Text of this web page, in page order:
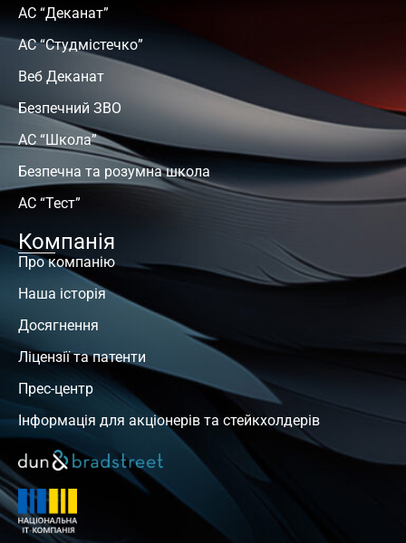
АС “Деканат”
АС “Студмістечко”
Веб Деканат
Безпечний ЗВО
АС “Школа”
Безпечна та розумна школа
АС “Тест”
Компанія
Про компанію
Наша історія
Досягнення
Ліцензії та патенти
Прес-центр
Інформація для акціонерів та стейкхолдерів